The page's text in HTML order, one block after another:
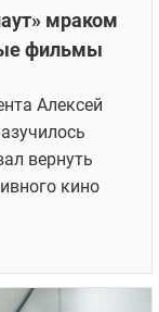
мраком
фильмы
Алексей
вернуть
кино